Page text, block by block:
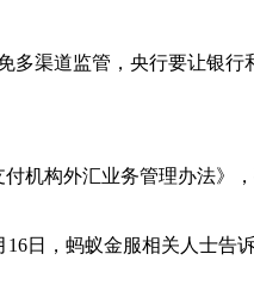
渠道监管，央行要让银行
机构外汇业务管理办法》
，蚂蚁金服相关人士告诉